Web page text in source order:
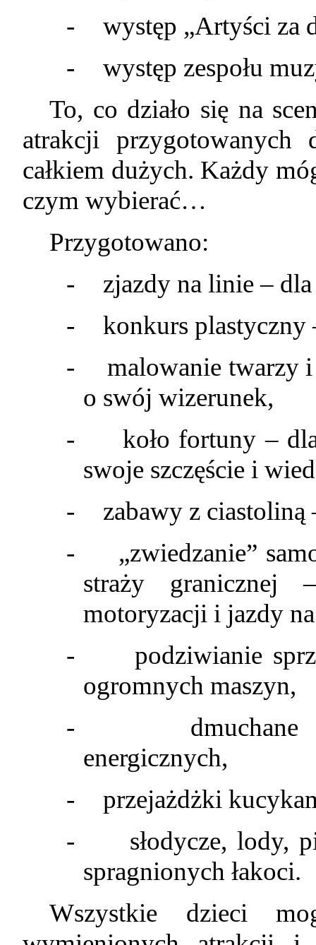
-
występ „Artyści za
-
występ zespołu
To, co działo się na
atrakcji
całkiem dużych. Każdy
czym wybierać…
Przygotowano:
-
zjazdy na linie –
-
konkurs plastyczny
-
malowanie twarzy
o swój wizerunek,
-
koło fortuny –
swoje szczęście i
-
zabawy z
-
„zwiedzanie”
straży granicznej
motoryzacji i jazdy
-
podziwianie
ogromnych maszyn,
-
energicznych,
-
przejażdżki
-
słodycze, lody,
spragnionych łakoci.
Wszystkie dzieci